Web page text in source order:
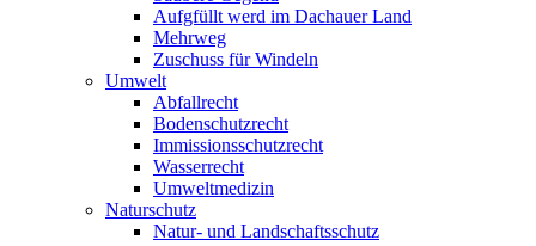
Aufgfüllt werd im Dachauer Land
Mehrweg
Zuschuss für Windeln
Umwelt
Abfallrecht
Bodenschutzrecht
Immissionsschutzrecht
Wasserrecht
Umweltmedizin
Naturschutz
Natur- und Landschaftsschutz